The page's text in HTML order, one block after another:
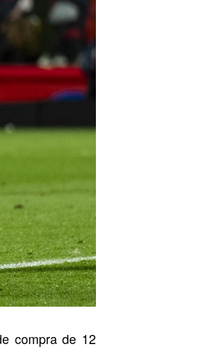
compra de 12